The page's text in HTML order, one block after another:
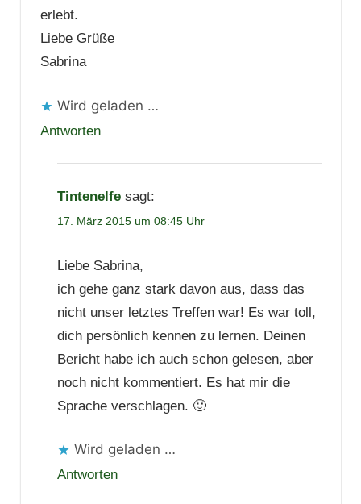
erlebt.
Liebe Grüße
Sabrina
Wird geladen …
Antworten
Tintenelfe sagt:
17. März 2015 um 08:45 Uhr
Liebe Sabrina,
ich gehe ganz stark davon aus, dass das
nicht unser letztes Treffen war! Es war toll,
dich persönlich kennen zu lernen. Deinen
Bericht habe ich auch schon gelesen, aber
noch nicht kommentiert. Es hat mir die
Sprache verschlagen. 🙂
Wird geladen …
Antworten